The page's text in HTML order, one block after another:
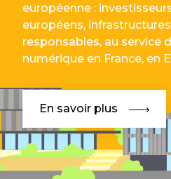
européenne :
européens,
responsables, au service
numérique en France, en
En savoir plus